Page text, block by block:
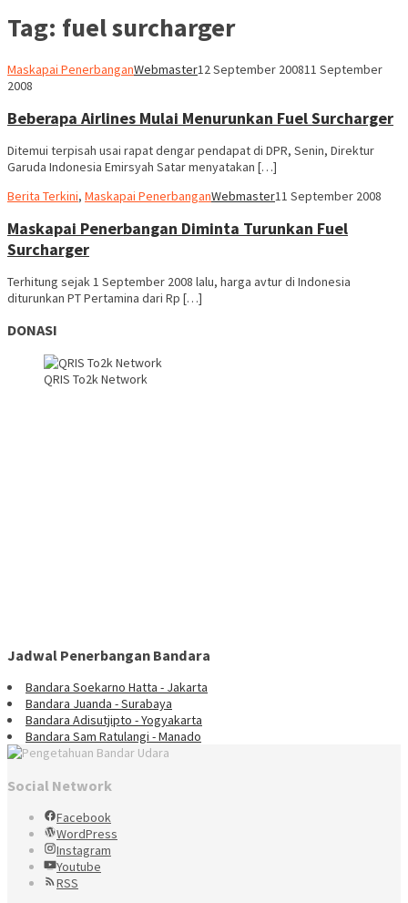
Tag: fuel surcharger
Maskapai PenerbanganWebmaster12 September 200811 September
2008
Beberapa Airlines Mulai Menurunkan Fuel Surcharger
Ditemui terpisah usai rapat dengar pendapat di DPR, Senin, Direktur
Garuda Indonesia Emirsyah Satar menyatakan […]
Berita Terkini, Maskapai PenerbanganWebmaster11 September 2008
Maskapai Penerbangan Diminta Turunkan Fuel
Surcharger
Terhitung sejak 1 September 2008 lalu, harga avtur di Indonesia
diturunkan PT Pertamina dari Rp […]
DONASI
QRIS To2k Network
Jadwal Penerbangan Bandara
Bandara Soekarno Hatta - Jakarta
Bandara Juanda - Surabaya
Bandara Adisutjipto - Yogyakarta
Bandara Sam Ratulangi - Manado
Social Network
Facebook
WordPress
Instagram
Youtube
RSS